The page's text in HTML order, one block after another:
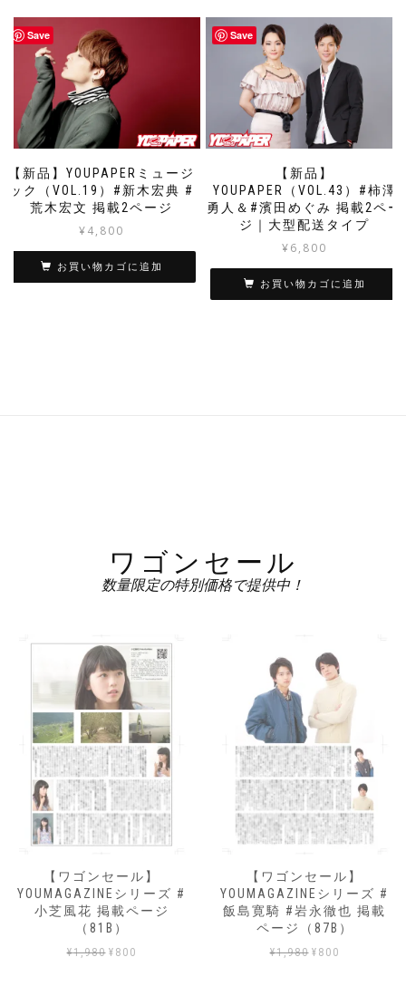
Save
【新品】YOUPAPERミュージ
ック（VOL.19）#新木宏典 #
荒木宏文 掲載2ページ
¥4,800
お買い物カゴに追加
Save
【新品】
YOUPAPER（VOL.43）#柿澤
勇人＆#濱田めぐみ 掲載2ペー
ジ｜大型配送タイプ
¥6,800
お買い物カゴに追加
ワゴンセール
数量限定の特別価格で提供中！
【ワゴンセール】
YOUMAGAZINEシリーズ #
小芝風花 掲載ページ
（81B）
¥1,980 元
¥ 800
【ワゴンセール】
YOUMAGAZINEシリーズ #
飯島寛騎 #岩永徹也 掲載
ページ（87B）
¥1,980 元
¥ 800